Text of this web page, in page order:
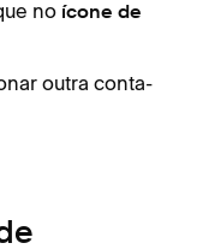
no ícone de
outra conta-